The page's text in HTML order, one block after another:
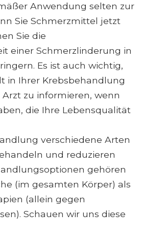
Anwendung selten zur
Sie Schmerzmittel jetzt
Sie die
einer Schmerzlinderung in
Es ist auch wichtig,
in Ihrer Krebsbehandlung
zu informieren, wenn
die Ihre Lebensqualität
verschiedene Arten
und reduzieren
gehören
(im gesamten Körper) als
(allein gegen
Schauen wir uns diese